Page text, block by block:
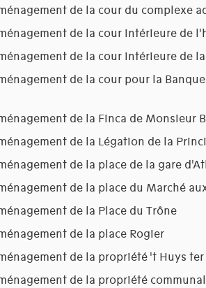
de la cour du complexe
de la cour intérieure de
de la cour intérieure de
de la cour pour la
de la Finca de Monsieur
de la Légation de la
de la place de la gare
de la place du Marché
de la Place du Trône
de la place Rogier
de la propriété 't Huys
de la propriété